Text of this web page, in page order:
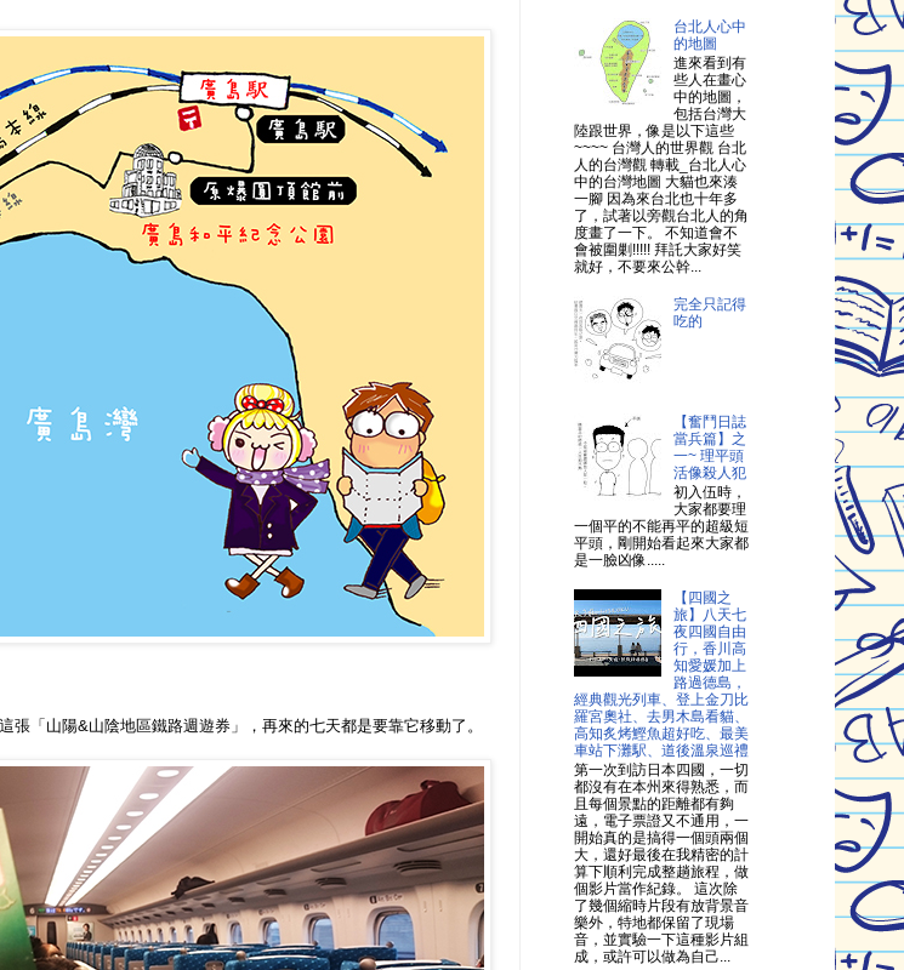
張 「山陽&山陰地區鐵路週遊券」，再來的七天都是要靠它移動了。
台北人心中
的地圖
進來看到有
些人在畫心
中的地圖，
包括台灣大
陸跟世界，像是以下這些
~~~~ 台灣人的世界觀 台北
人的台灣觀 轉載_台北人心
中的台灣地圖 大貓也來湊
一腳 因為來台北也十年多
了，試著以旁觀台北人的角
度畫了一下。 不知道會不
會被圍剿!!!!! 拜託大家好笑
就好，不要來公幹...
完全只記得
吃的
【奮鬥日誌
當兵篇】之
一~ 理平頭
活像殺人犯
初入伍時，
大家都要理
一個平的不能再平的超級短
平頭，剛開始看起來大家都
是一臉凶像.....
【四國之
旅】八天七
夜四國自由
行，香川高
知愛媛加上
路過德島，
經典觀光列車、登上金刀比
羅宮奧社、去男木島看貓、
高知炙烤鰹魚超好吃、最美
車站下灘駅、道後溫泉巡禮
第一次到訪日本四國，一切
都沒有在本州來得熟悉，而
且每個景點的距離都有夠
遠，電子票證又不通用，一
開始真的是搞得一個頭兩個
大，還好最後在我精密的計
算下順利完成整趟旅程，做
個影片當作紀錄。 這次除
了幾個縮時片段有放背景音
樂外，特地都保留了現場
音，並實驗一下這種影片組
成，或許可以做為自己...